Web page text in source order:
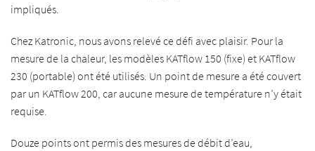
impliqués.
Chez Katronic, nous avons relevé ce défi avec plaisir. Pour la
mesure de la chaleur, les modèles KATflow 150 (fixe) et KATflow
230 (portable) ont été utilisés. Un point de mesure a été couvert
par un KATflow 200, car aucune mesure de température n’y était
requise.
Douze points ont permis des mesures de débit d’eau,